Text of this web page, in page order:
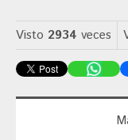
Visto 2934 veces